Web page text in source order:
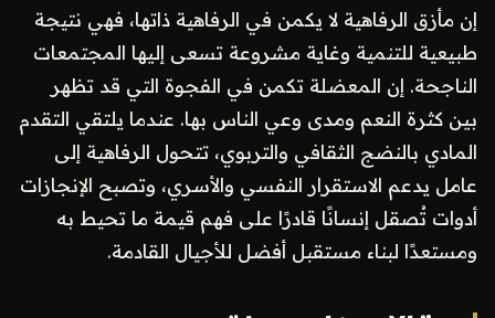
إن مأزق الرفاهية لا يكمن في الرفاهية ذاتها، فهي نتيجة
طبيعية للتنمية وغاية مشروعة تسعى إليها المجتمعات
الناجحة. إن المعضلة تكمن في الفجوة التي قد تظهر
بين كثرة النعم ومدى وعي الناس بها. عندما يلتقي التقدم
المادي بالنضج الثقافي والتربوي، تتحول الرفاهية إلى
عامل يدعم الاستقرار النفسي والأسري، وتصبح الإنجازات
أدوات تُصقل إنسانًا قادرًا على فهم قيمة ما تحيط به
ومستعدًا لبناء مستقبل أفضل للأجيال القادمة.